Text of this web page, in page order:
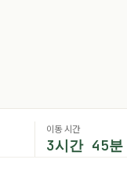
이동 시간
3시간 45분